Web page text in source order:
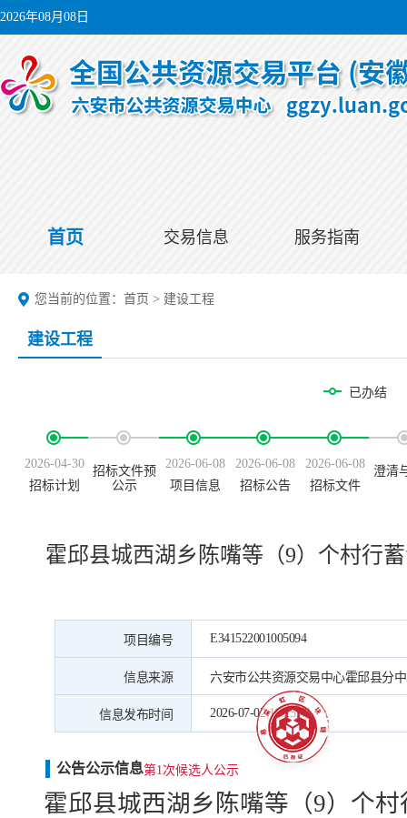
2026年08月08日
首页 交易信息 服务指南
您当前的位置： 首页 > 建设工程
建设工程
已办结
2026-04-30
招标计划
招标文件预
公示
2026-06-08
项目信息
2026-06-08
招标公告
2026-06-08
招标文件
澄清
霍邱县城西湖乡陈嘴等（9）个村行
项目编号 E341522001005094
信息来源 六安市公共资源交易中心霍邱县分
信息发布时间 2026-07-02 16:25:44
公告公示信息第1次候选人公示
霍邱县城西湖乡陈嘴等（9）个